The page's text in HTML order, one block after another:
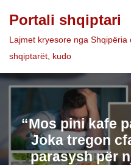
Skip
to
Portali shqiptari
Lajmet kryesore nga Shqipëria
shqiptarët, kudo
“Mos pini kafe
Joka tregon
parasysh për